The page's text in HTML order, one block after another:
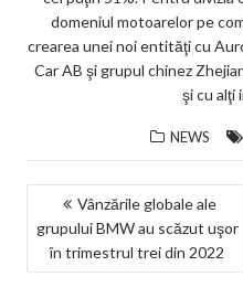
domeniul motoarelor pe
crearea unei noi entităţi cu
Car AB şi grupul chinez
şi cu alţi
NEWS
NAVIGARE
ÎN
ARTICOLE
Vânzările globale ale
grupului BMW au scăzut uşor
în trimestrul trei din 2022